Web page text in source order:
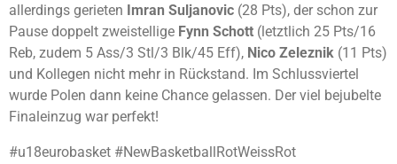
allerdings gerieten Imran Suljanovic (28 Pts), der schon zur
Pause doppelt zweistellige Fynn Schott (letztlich 25 Pts/16
Reb, zudem 5 Ass/3 Stl/3 Blk/45 Eff), Nico Zeleznik (11 Pts)
und Kollegen nicht mehr in Rückstand. Im Schlussviertel
wurde Polen dann keine Chance gelassen. Der viel bejubelte
Finaleinzug war perfekt!
#u18eurobasket #NewBasketballRotWeissRot